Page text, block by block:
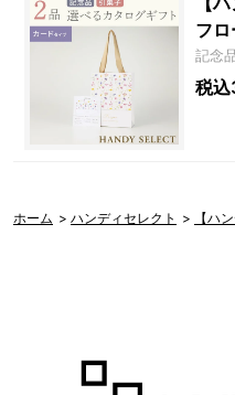
フ
記念
税
ホーム > ハンディセレクト > 【ハ